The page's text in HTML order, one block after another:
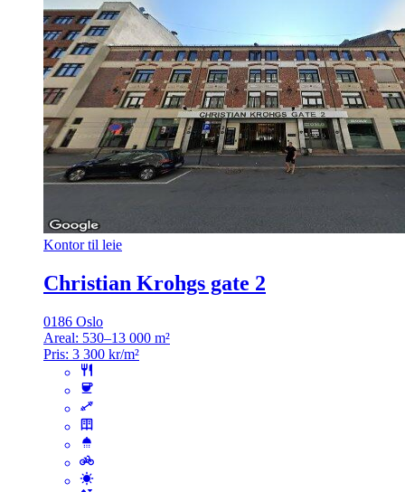
Kontor til leie
Christian Krohgs gate 2
0186 Oslo
Areal: 530–13 000 m²
Pris: 3 300 kr/m²